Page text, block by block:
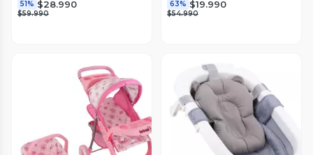
51% $28.990
$59.990
63% $19.990
$54.990